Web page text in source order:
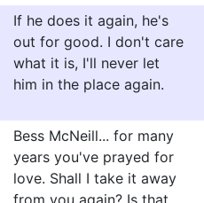
If he does it again, he's
out for good. I don't care
what it is, I'll never let
him in the place again.
Bess McNeill... for many
years you've prayed for
love. Shall I take it away
from you again? Is that